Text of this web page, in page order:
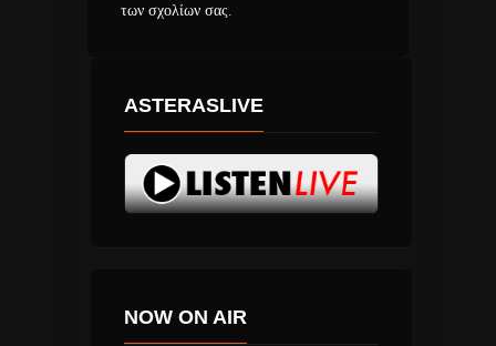
των σχολίων σας
ASTERASLIVE
NOW ON AIR